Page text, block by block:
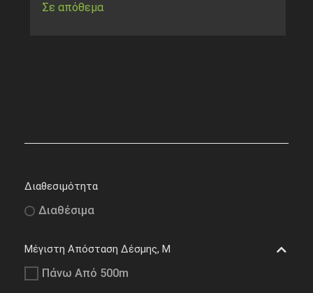
Σε απόθεμα
Διαθεσιμότητα
Διαθέσιμα
Μέγιστη Απόσταση Δέσμης, M
Πάνω Από 500m